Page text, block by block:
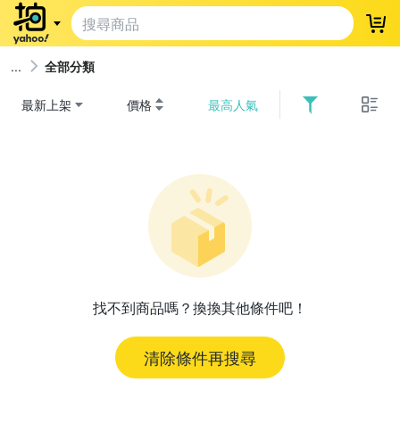
登
全部分類
最新上架 價格 最高人氣
找不到商品嗎？換換其他條件吧！
清除條件再搜尋